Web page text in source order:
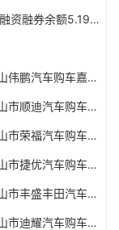
长城汽车：8月4日融资买入2770.43万元，融资融券余额5.19亿元
敛夏余温，驭见新章——中国人保携手马鞍山伟鹏汽车购车嘉年华
敛夏余温，驭见新章——中国人保携手马鞍山市顺迪汽车购车嘉年华
敛夏余温，驭见新章——中国人保携手马鞍山市荣福汽车购车嘉年华
敛夏余温，驭见新章——中国人保携手马鞍山市捷优汽车购车嘉年华
敛夏余温，驭见新章——中国人保携手马鞍山市丰盛丰田汽车购车嘉年华
敛夏余温，驭见新章——中国人保携手马鞍山市迪耀汽车购车嘉年华